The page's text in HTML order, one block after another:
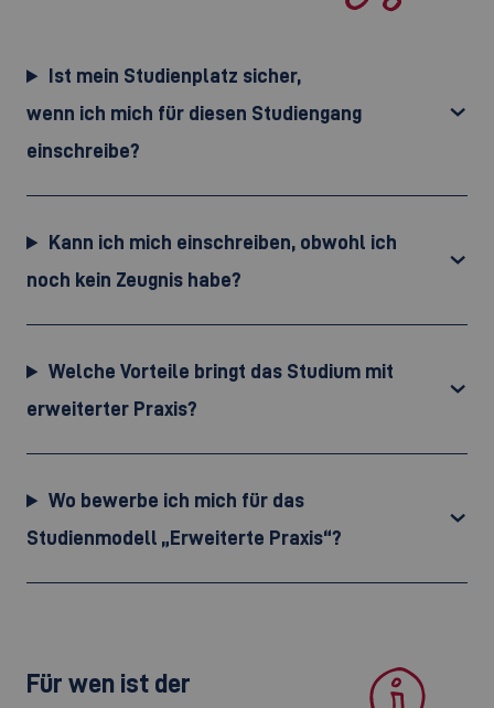
Ist mein Studienplatz sicher,
wenn ich mich für diesen Studiengang
einschreibe?
Kann ich mich einschreiben, obwohl ich
noch kein Zeugnis habe?
Welche Vorteile bringt das Studium mit
erweiterter Praxis?
Wo bewerbe ich mich für das
Studienmodell „Erweiterte Praxis“?
Für wen ist der